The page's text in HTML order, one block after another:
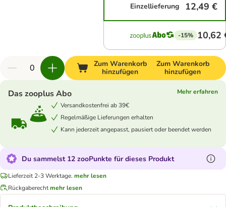
Einzellieferung 12,49 €
-15% 10,62
Zum Warenkorb
hinzufügen
Zum Warenkorb
hinzufügen
Das zooplus Abo
Mehr erfahren
Versandkostenfrei ab 39€
Regelmäßige Lieferungen erhalten
Kann jederzeit angepasst, pausiert oder beendet werden
Du sammelst 12 zooPunkte für dieses Produkt
Lieferzeit 2-3 Werktage. mehr lesen
Rückgaberechtmehr lesen